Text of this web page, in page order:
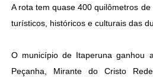
A rota tem quase 400 quilômetros
turísticos, históricos e culturais das
O município de Itaperuna ganhou
Peçanha, Mirante do Cristo